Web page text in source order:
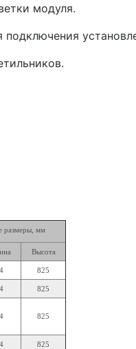
модуля.
размеры, мм
Высота
825
825
825
825